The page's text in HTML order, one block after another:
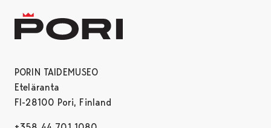
PORIN TAIDEMUSEO
Eteläranta
FI-28100 Pori, Finland